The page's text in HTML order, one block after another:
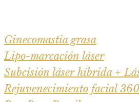
Ginecomastia grasa
Lipo-marcación láser
Subcisión láser híbrida +
Rejuvenecimiento facial